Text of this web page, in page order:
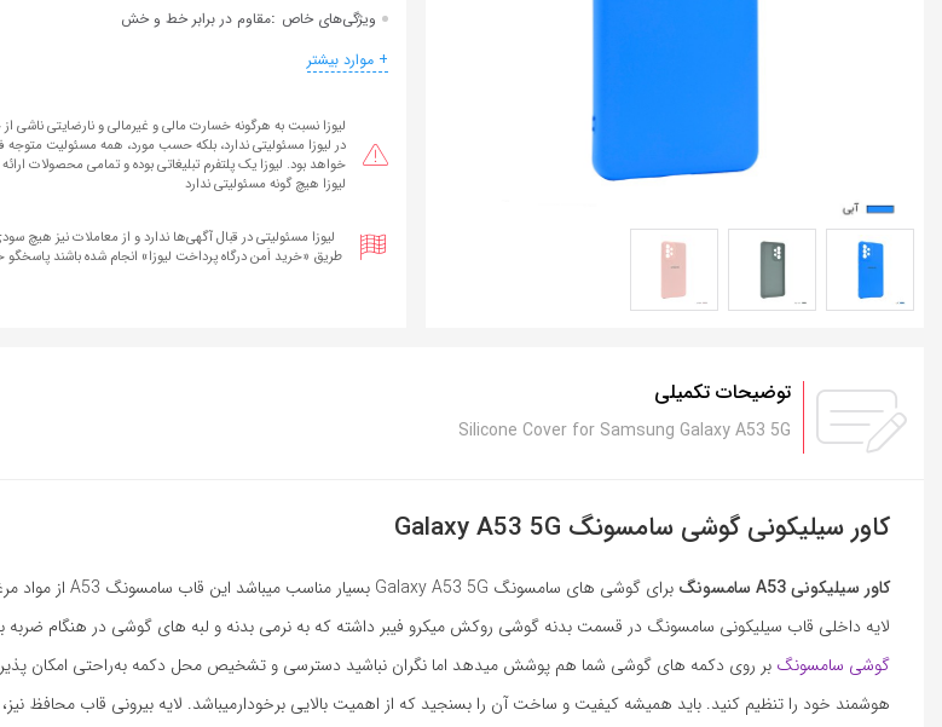
ویژگی‌های خاص :مقاوم در برابر خط و خش
+ موارد بیشتر
لیوزا نسبت به هرگونه خسارت مالی و غیرمالی و نارضایتی ناشی
در لیوزا مسئولیتی ندارد، بلکه حسب مورد، همه مسئولیت متوجه
خواهد بود. لیوزا یک پلتفرم تبلیغاتی بوده و تمامی محصولات
لیوزا هیچ گونه مسئولیتی ندارد
لیوزا مسئولیتی در قبال آگهی‌ها ندارد و از معاملات نیز هیچ
طریق «خرید اَمن درگاه پرداخت لیوزا» انجام شده‌ باشند پاسخگو
توضیحات تکمیلی
Silicone Cover for Samsung Galaxy A53 5G
کاور سیلیکونی گوشی سامسونگ Galaxy A53 5G
کاور سیلیکونی A53 سامسونگ برای گوشی های سامسونگ Galaxy A53 5G بسیار مناسب میباشد این قاب سامسونگ A53 از مواد مرغوب ساخته شده است که در طولانی مدت به
لایه داخلی قاب سیلیکونی سامسونگ در قسمت بدنه گوشی روکش میکرو فیبر داشته که به نرمی بدنه و لبه های گوشی در هنگام
گوشی سامسونگ بر روی دکمه های گوشی شما هم پوشش میدهد اما نگران نباشید دسترسی و تشخیص محل دکمه به‌راحتی امکان
هوشمند خود را تنظیم کنید. باید همیشه کیفیت و ساخت آن را بسنجید که از اهمیت بالایی برخودارمیباشد. لایه بیرونی قاب